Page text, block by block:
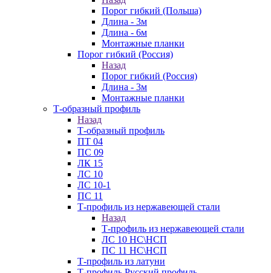
Порог гибкий (Польша)
Длина - 3м
Длина - 6м
Монтажные планки
Порог гибкий (Россия)
Назад
Порог гибкий (Россия)
Длина - 3м
Монтажные планки
Т-образный профиль
Назад
Т-образный профиль
ПТ 04
ПС 09
ЛК 15
ЛС 10
ЛС 10-1
ПС 11
Т-профиль из нержавеющей стали
Назад
Т-профиль из нержавеющей стали
ЛС 10 НС\НСП
ПС 11 НС\НСП
Т-профиль из латуни